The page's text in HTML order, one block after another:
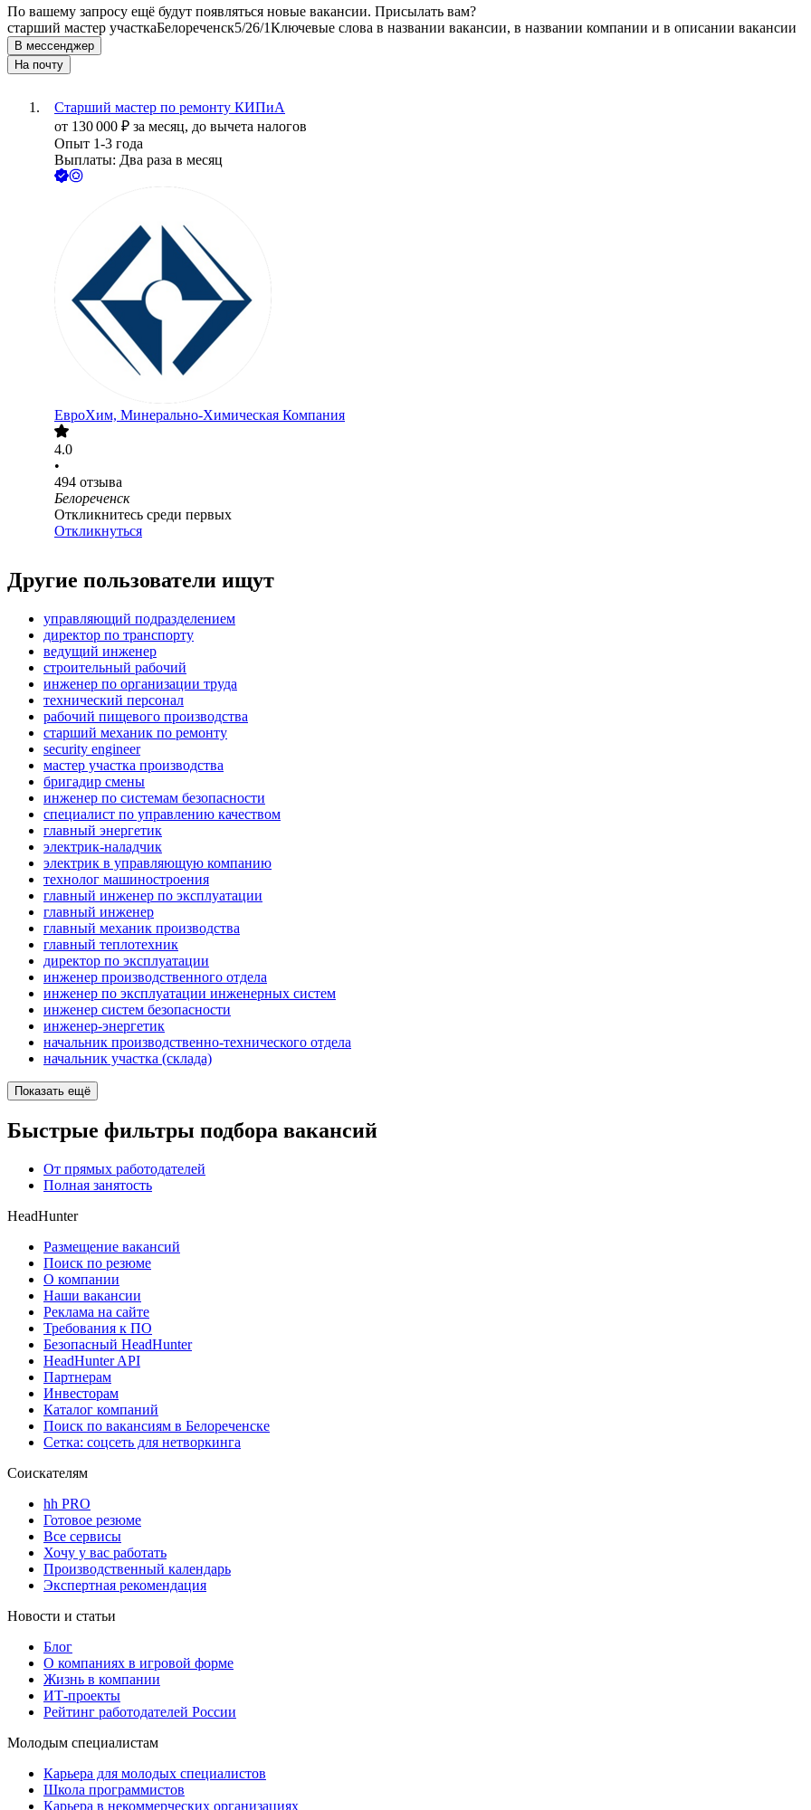
По вашему запросу ещё будут появляться новые вакансии. Присылать вам?
старший мастер участкаБелореченск5/26/1Ключевые слова в названии вакансии, в названии компании и в описании вакансии
В мессенджер
На почту
Старший мастер по ремонту КИПиА
от 130 000 ₽ за месяц, до вычета налогов
Опыт 1-3 года
Выплаты: Два раза в месяц
ЕвроХим, Минерально-Химическая Компания
4.0
•
494 отзыва
Белореченск
Откликнитесь среди первых
Откликнуться
Другие пользователи ищут
управляющий подразделением
директор по транспорту
ведущий инженер
строительный рабочий
инженер по организации труда
технический персонал
рабочий пищевого производства
старший механик по ремонту
security engineer
мастер участка производства
бригадир смены
инженер по системам безопасности
специалист по управлению качеством
главный энергетик
электрик-наладчик
электрик в управляющую компанию
технолог машиностроения
главный инженер по эксплуатации
главный инженер
главный механик производства
главный теплотехник
директор по эксплуатации
инженер производственного отдела
инженер по эксплуатации инженерных систем
инженер систем безопасности
инженер-энергетик
начальник производственно-технического отдела
начальник участка (склада)
Показать ещё
Быстрые фильтры подбора вакансий
От прямых работодателей
Полная занятость
HeadHunter
Размещение вакансий
Поиск по резюме
О компании
Наши вакансии
Реклама на сайте
Требования к ПО
Безопасный HeadHunter
HeadHunter API
Партнерам
Инвесторам
Каталог компаний
Поиск по вакансиям в Белореченске
Сетка: соцсеть для нетворкинга
Соискателям
hh PRO
Готовое резюме
Все сервисы
Хочу у вас работать
Производственный календарь
Экспертная рекомендация
Новости и статьи
Блог
О компаниях в игровой форме
Жизнь в компании
ИТ-проекты
Рейтинг работодателей России
Молодым специалистам
Карьера для молодых специалистов
Школа программистов
Карьера в некоммерческих организациях